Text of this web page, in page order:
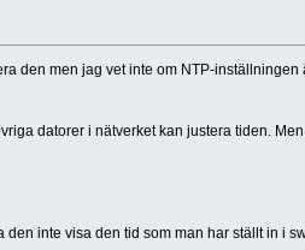
den men jag vet inte om NTP-
datorer i nätverket kan justera tiden.
den inte visa den tid som man har ställt in i